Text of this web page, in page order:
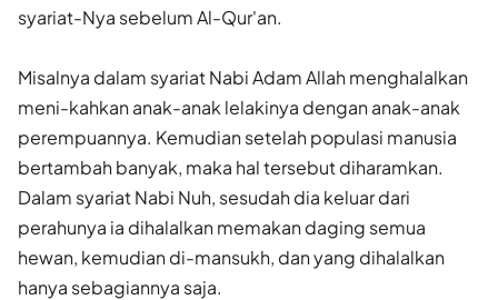
syariat-Nya sebelum Al-Qur'an.
Misalnya dalam syariat Nabi Adam Allah menghalalkan
meni-kahkan anak-anak lelakinya dengan anak-anak
perempuannya. Kemudian setelah populasi manusia
bertambah banyak, maka hal tersebut diharamkan.
Dalam syariat Nabi Nuh, sesudah dia keluar dari
perahunya ia dihalalkan memakan daging semua
hewan, kemudian di-mansukh, dan yang dihalalkan
hanya sebagiannya saja.